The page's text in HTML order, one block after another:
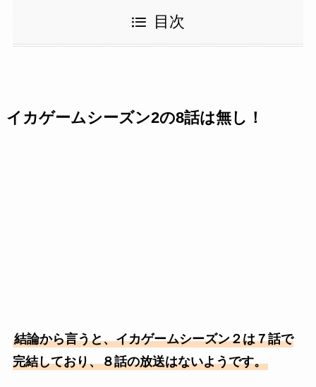
目次
イカゲームシーズン2の8話は無し！
結論から言うと、イカゲームシーズン２は７話で
完結しており、８話の放送はないようです。